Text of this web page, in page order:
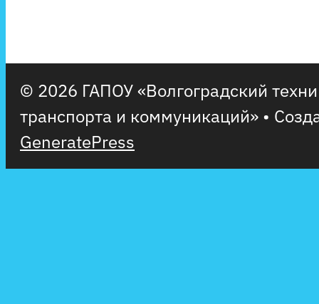
© 2026 ГАПОУ «Волгоградский
транспорта и коммуникаций» •
GeneratePress